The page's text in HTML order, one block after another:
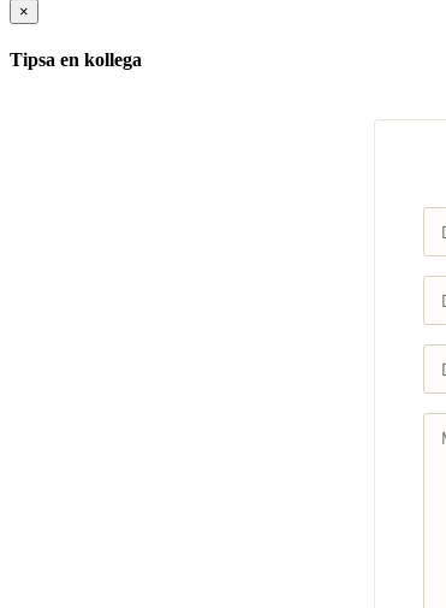
×
Tipsa en kollega